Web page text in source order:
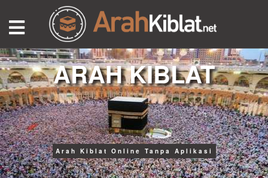
ARAH KIBLAT
Arah Kiblat Online Tanpa Aplikasi